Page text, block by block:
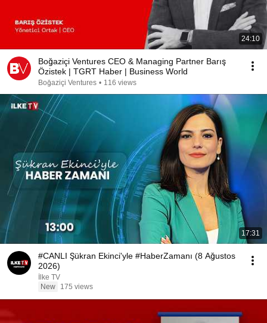
24:10
Boğaziçi Ventures CEO & Managing Partner Barış
Özistek | TGRT Haber | Business World
Boğaziçi Ventures • 116 views
17:31
#CANLI Şükran Ekinci'yle #HaberZamanı (8 Ağustos
2026)
İlke TV
New
175 views